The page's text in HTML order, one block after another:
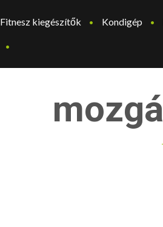
Fitnesz kiegészítők Kondigép